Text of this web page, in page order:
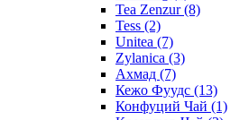
Tea Zenzur(8)
Tess (2)
Unitea (7)
Zylanica (3)
Ахмад (7)
Кежо Фуудс (13)
Конфуций Чай (1)